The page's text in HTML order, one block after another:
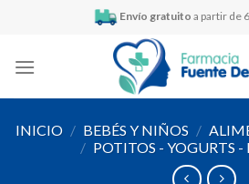
Envío gratuito a partir de
INICIO / BEBÉS Y NIÑOS /
/ POTITOS - YOGURTS -